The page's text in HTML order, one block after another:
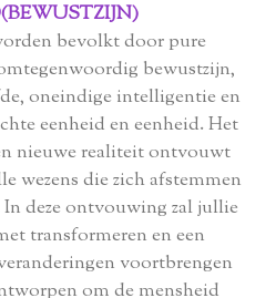
bevolkt door pure
bewustzijn,
oneindige intelligentie en
eenheid en eenheid. Het
nieuwe realiteit ontvouwt
wezens die zich afstemmen
deze ontvouwing zal jullie
transformeren en een
voortbrengen
om de mensheid